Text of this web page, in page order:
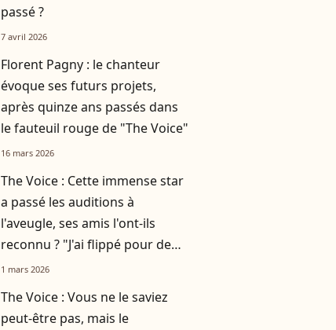
passé ?
7 avril 2026
Florent Pagny : le chanteur
évoque ses futurs projets,
après quinze ans passés dans
le fauteuil rouge de "The Voice"
16 mars 2026
The Voice : Cette immense star
a passé les auditions à
l'aveugle, ses amis l'ont-ils
reconnu ? "J'ai flippé pour de
vrai "
1 mars 2026
The Voice : Vous ne le saviez
peut-être pas, mais le